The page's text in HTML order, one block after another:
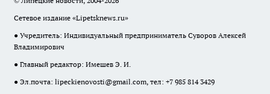
Сетевое издание «Lipetsknews.ru»
● Учредитель: Индивидуальный предприниматель Суворов Алексей
Владимирович
● Главный редактор: Имешев Э. И.
● Эл.почта: lipeckienovosti@gmail.com, тел: +7 985 814 3429